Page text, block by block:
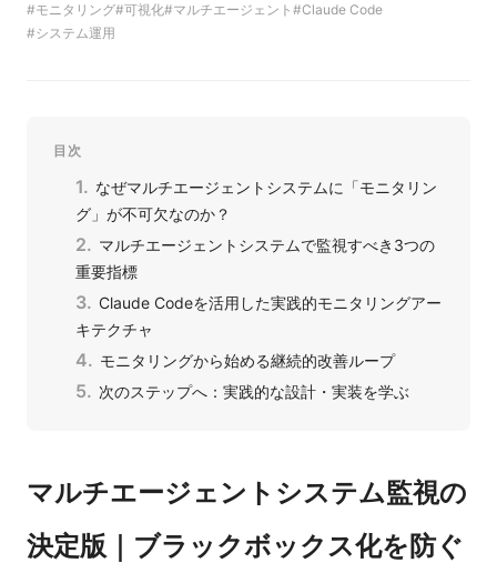
モニタリング 可視化 マルチエージェント
Claude Code
システム運用
目次
なぜマルチエージェントシステムに「モニタリン
グ」が不可欠なのか？
マルチエージェントシステムで監視すべき3つの
重要指標
Claude Codeを活用した実践的モニタリングアー
キテクチャ
モニタリングから始める継続的改善ループ
次のステップへ：実践的な設計・実装を学ぶ
マルチエージェントシステム監視の
決定版｜ブラックボックス化を防ぐ